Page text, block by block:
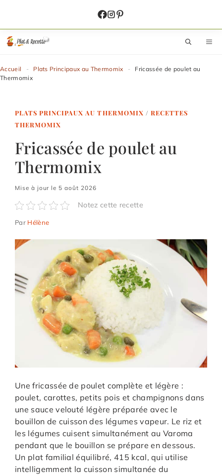
contenu
Accueil - Plats Principaux au Thermomix -
Fricassée de poulet au
Thermomix
PLATS PRINCIPAUX AU THERMOMIX / RECETTES
THERMOMIX
Fricassée de poulet au
Thermomix
Mise à jour le 5 août 2026
Notez cette recette
Par Hélène
Une fricassée de poulet complète et légère :
poulet, carottes, petits pois et champignons dans
une sauce velouté légère préparée avec le
bouillon de cuisson des légumes vapeur. Le riz et
les légumes cuisent simultanément au Varoma
pendant que le bouillon se prépare en dessous.
Un plat familial équilibré, 415 kcal, qui utilise
intelligemment la cuisson simultanée du